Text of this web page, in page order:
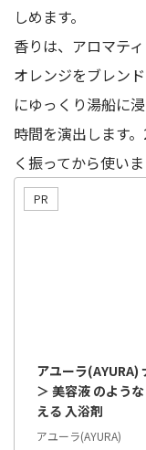
しめます。
香りは、アロマテ
オレンジをブレン
にゆっくり湯船に
時間を演出します
く振ってから使いま
アユーラ(AYURA)
＞ 美容液 のよう
える 入浴剤
アユーラ(AYURA)